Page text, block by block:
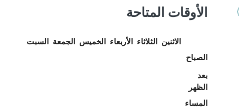
الأوقات المتاحة
الاثنين الثلاثاء الأربعاء الخميس الجمعة السبت
الصباح
بعد
الظهر
المساء